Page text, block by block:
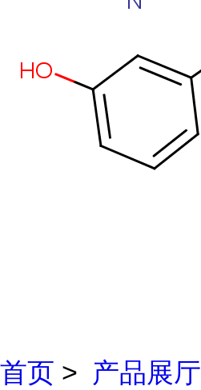
首页 > 产品展厅